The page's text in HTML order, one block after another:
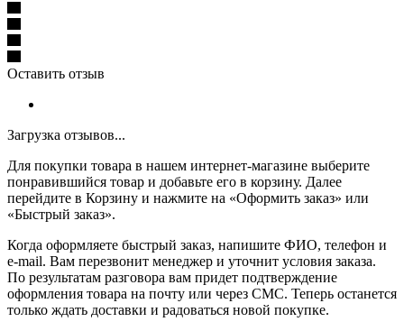
Оставить отзыв
Загрузка отзывов...
Для покупки товара в нашем интернет-магазине выберите
понравившийся товар и добавьте его в корзину. Далее
перейдите в Корзину и нажмите на «Оформить заказ» или
«Быстрый заказ».
Когда оформляете быстрый заказ, напишите ФИО, телефон и
e-mail. Вам перезвонит менеджер и уточнит условия заказа.
По результатам разговора вам придет подтверждение
оформления товара на почту или через СМС. Теперь останется
только ждать доставки и радоваться новой покупке.